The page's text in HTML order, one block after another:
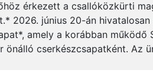
érkezett a csallóközkürti
2026. június 20-án
amely a korábban működő
önálló cserkészcsapatként. Az